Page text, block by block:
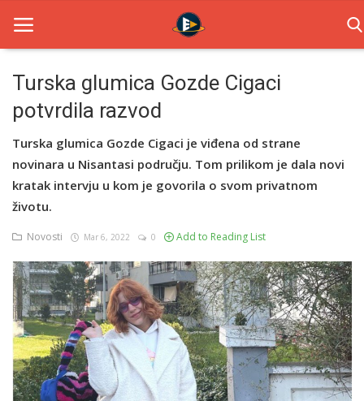
Home
Novosti
TV Serije
Contact
Login
Register
Turska glumica Gozde Cigaci
potvrdila razvod
Turska glumica Gozde Cigaci je viđena od strane
novinara u Nisantasi području. Tom prilikom je dala novi
kratak intervju u kom je govorila o svom privatnom
životu.
Novosti Mar 6, 2022 0 Add to Reading List